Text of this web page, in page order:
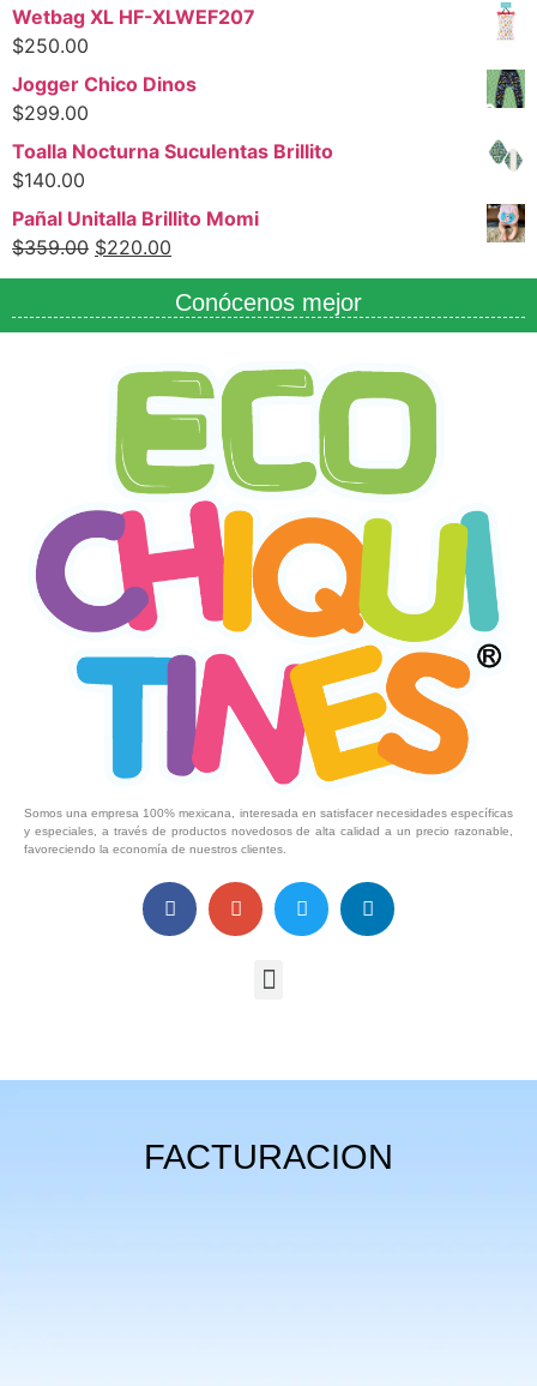
Wetbag XL HF-XLWEF207
$250.00
Jogger Chico Dinos
$299.00
Toalla Nocturna Suculentas Brillito
$140.00
Pañal Unitalla Brillito Momi
$359.00 $220.00
Conócenos mejor
Somos una empresa 100% mexicana, interesada en satisfacer necesidades específicas
y especiales, a través de productos novedosos de alta calidad a un precio razonable,
favoreciendo la economía de nuestros clientes.
FACTURACION